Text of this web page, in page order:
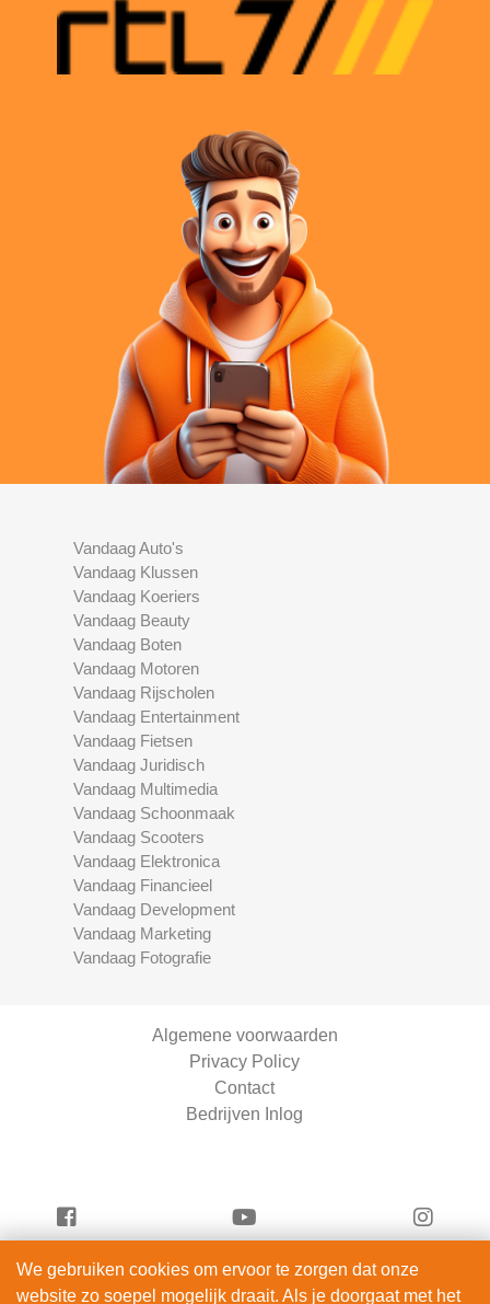
Vandaag Auto's
Vandaag Klussen
Vandaag Koeriers
Vandaag Beauty
Vandaag Boten
Vandaag Motoren
Vandaag Rijscholen
Vandaag Entertainment
Vandaag Fietsen
Vandaag Juridisch
Vandaag Multimedia
Vandaag Schoonmaak
Vandaag Scooters
Vandaag Elektronica
Vandaag Financieel
Vandaag Development
Vandaag Marketing
Vandaag Fotografie
Algemene voorwaarden
Privacy Policy
Contact
Bedrijven Inlog
Vandaag Fietsen is onderdeel van
We gebruiken cookies om ervoor te zorgen dat onze
website zo soepel mogelijk draait. Als je doorgaat met het